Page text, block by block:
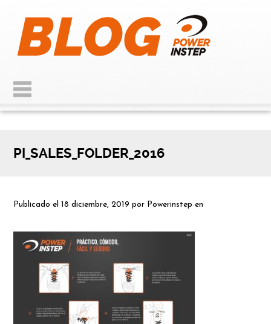
PI_SALES_FOLDER_2016
Publicado el18 diciembre, 2019 por Powerinstep en